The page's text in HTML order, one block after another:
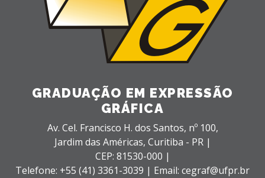
GRADUAÇÃO EM EXPRESSÃO
GRÁFICA
Av. Cel. Francisco H. dos Santos, nº 100,
Jardim das Américas, Curitiba - PR |
CEP: 81530-000 |
Telefone: +55 (41) 3361-3039 | Email: cegraf@ufpr.br